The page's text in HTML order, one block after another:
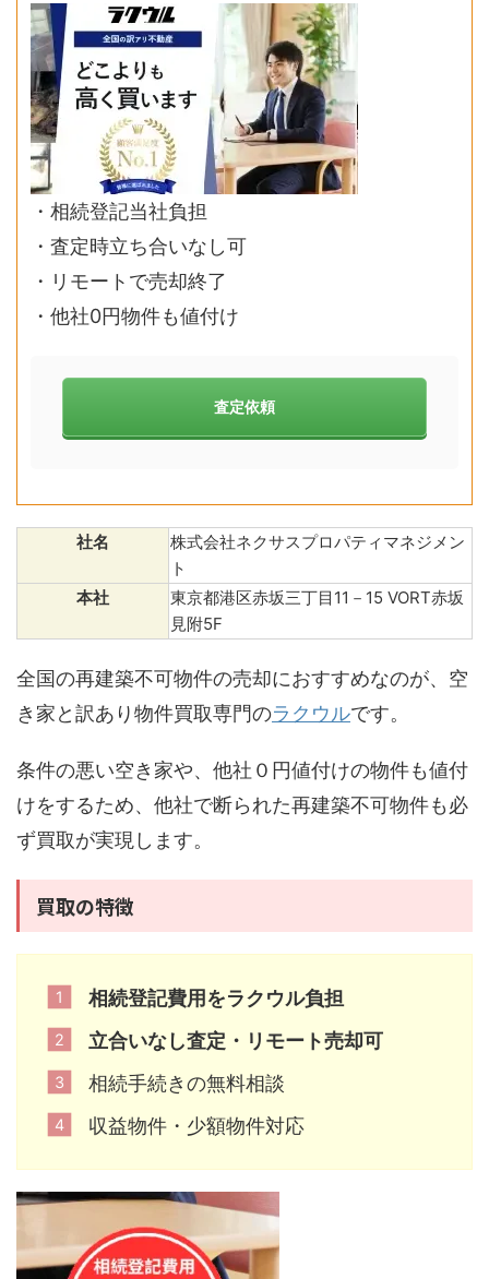
・相続登記当社負担
・査定時立ち合いなし可
・リモートで売却終了
・他社0円物件も値付け
査定依頼
社名
株式会社ネクサスプロパティマネジメン
ト
本社
東京都港区赤坂三丁目11－15 VORT赤坂
見附5F
全国の再建築不可物件の売却におすすめなのが、空
き家と訳あり物件買取専門のラクウルです。
条件の悪い空き家や、他社０円値付けの物件も値付
けをするため、他社で断られた再建築不可物件も必
ず買取が実現します。
買取の特徴
相続登記費用をラクウル負担
立合いなし査定・リモート売却可
相続手続きの無料相談
収益物件・少額物件対応